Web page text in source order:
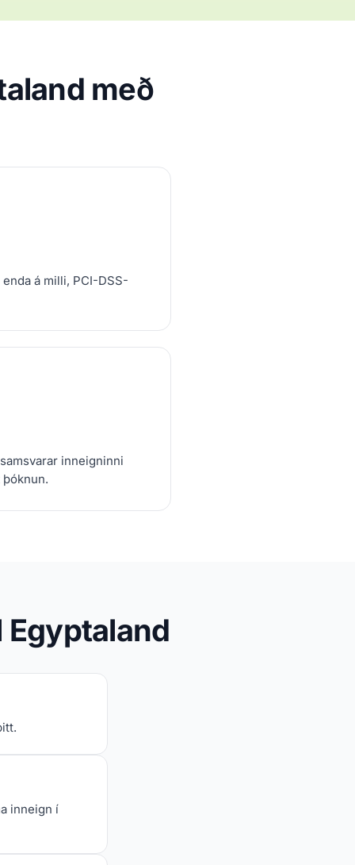
með
á milli, PCI-DSS-
inneigninni
Egyptaland
inneign í